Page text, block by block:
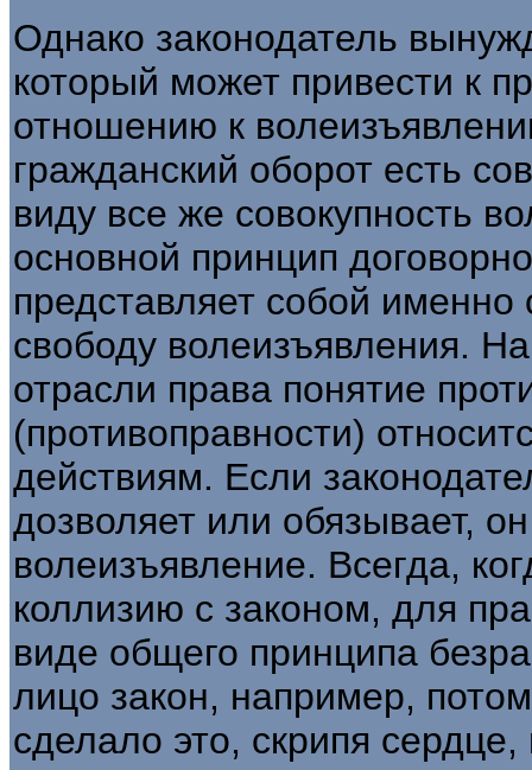
Однако законодатель
который может привести к
отношению к
гражданский оборот есть
виду все же совокупность
основной принцип
представляет собой
свободу волеизъявления.
отрасли права понятие
(противоправности)
действиям. Если
дозволяет или обязывает,
волеизъявление. Всегда,
коллизию с законом, для
виде общего принципа
лицо закон, например,
сделало это, скрипя